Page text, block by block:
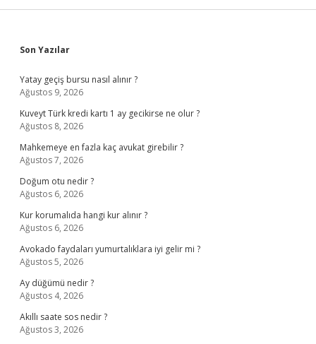
Sidebar
Son Yazılar
Yatay geçiş bursu nasıl alınır ?
Ağustos 9, 2026
Kuveyt Türk kredi kartı 1 ay gecikirse ne olur ?
Ağustos 8, 2026
Mahkemeye en fazla kaç avukat girebilir ?
Ağustos 7, 2026
Doğum otu nedir ?
Ağustos 6, 2026
Kur korumalıda hangi kur alınır ?
Ağustos 6, 2026
Avokado faydaları yumurtalıklara iyi gelir mi ?
Ağustos 5, 2026
Ay düğümü nedir ?
Ağustos 4, 2026
Akıllı saate sos nedir ?
Ağustos 3, 2026